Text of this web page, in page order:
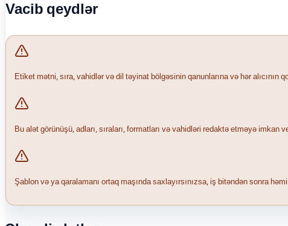
Vacib qeydlər
Etiket mətni, sıra, vahidlər və dil təyinat bölgəsinin qanunlarına və hər alıcının
Bu alət görünüşü, adları, sıraları, formatları və vahidləri redaktə etməyə
Şablon və ya qaralamanı ortaq maşında saxlayırsınızsa, iş bitəndən sonra